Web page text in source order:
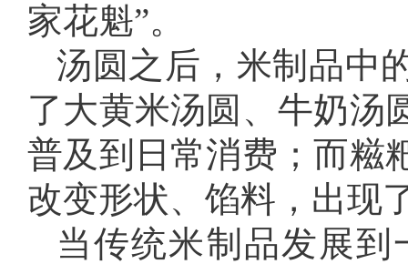
家花魁”。
汤圆之后，米制品中
了大黄米汤圆、牛奶汤
普及到日常消费；而糍
改变形状、馅料，出现
当传统米制品发展